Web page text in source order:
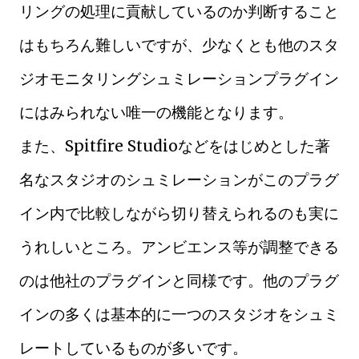
リングの処理に貢献しているのか判断すること
はもちろん難しいですが、少なくとも他のスタ
ジオモニタリングシュミレーションプラグイン
にはみられない唯一の機能となります。
また、Spitfire Studioなどをはじめとした著
名なスタジオのシュミレーションがこのプラグ
イン内で比較しながら切り替えられるのも実に
うれしいところ。アンビエンス等が調整できる
のは他社のプラグインと同様です。他のプラグ
インの多くは基本的に一つのスタジオをシュミ
レートしているものが多いです。